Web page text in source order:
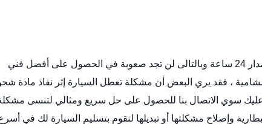
خدمة تركيب بطارية الشامية متوفرة لك في أي وقت على مدار 24 ساعة وبالتالى لن تجد صعوبة في الحصول على أفضل فني
، فقد يري البعض أن مشكلة تعطل السيارة إثر نفاذ مادة
عليك سوي الاتصال بنا للحصول على حل سريع ومثالي لتنسى
وإصلاح مشكلتها أو تبديلها لنقوم بتسليم السيارة لك في